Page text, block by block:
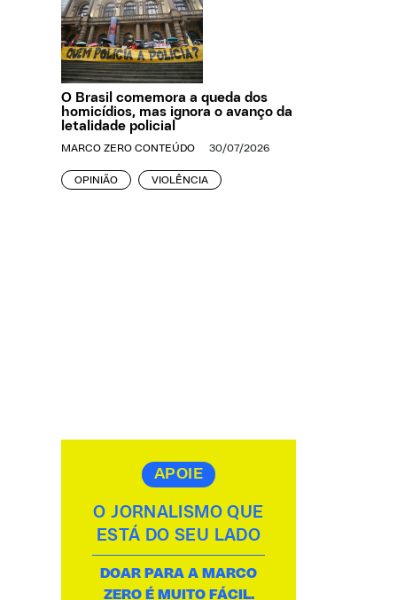
O Brasil comemora a queda dos
homicídios, mas ignora o avanço da
letalidade policial
MARCO ZERO CONTEÚDO 30/07/2026
OPINIÃO VIOLÊNCIA
APOIE
O JORNALISMO QUE
ESTÁ DO SEU LADO
DOAR PARA A MARCO
ZERO É MUITO FÁCIL.